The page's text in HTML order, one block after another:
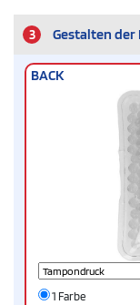
3 Gestalten
BACK
1 Farbe